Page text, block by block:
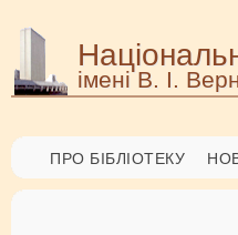
імені В. І.
ПРО БІБЛІОТЕКУ